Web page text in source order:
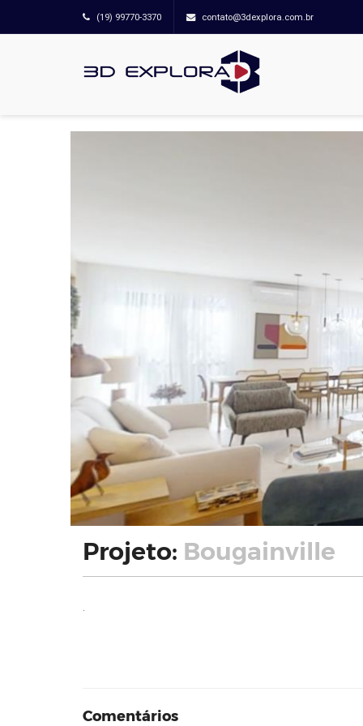
(19) 99770-3370 contato@3dexplora.com.br
Projeto: Bougainville
Comentários